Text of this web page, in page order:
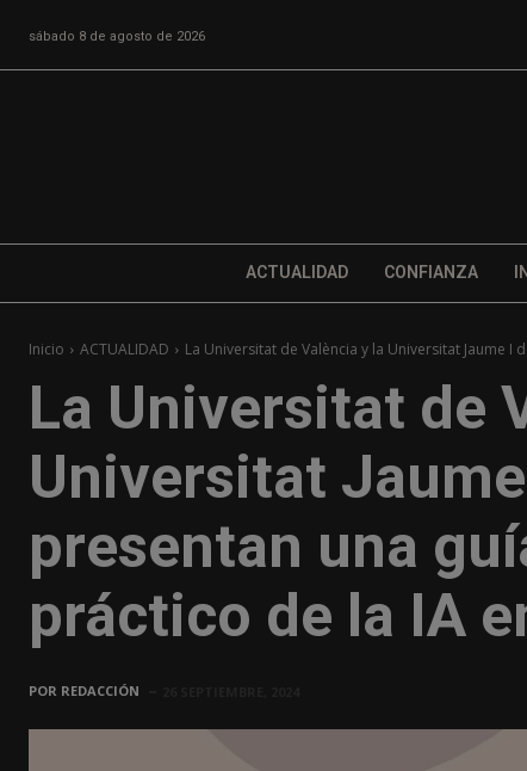
sábado 8 de agosto de 2026
ACTUALIDAD CONFIANZA
Inicio ACTUALIDAD La Universitat de València y la Universitat Jaume I
La Universitat de
Universitat
presentan una
práctico de la IA
POR REDACCIÓN